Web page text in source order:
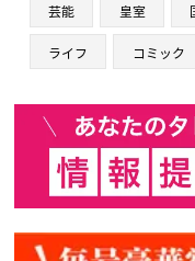
芸能 皇室
ライフ コミック